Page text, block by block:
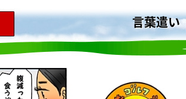
言葉遣い